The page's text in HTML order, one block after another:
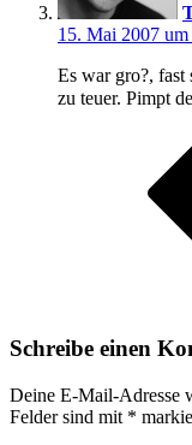
15. Mai 2007
Es war gro?, fast
zu teuer. Pimpt
Schreibe einen
Deine E-Mail-Adresse
Felder sind mit *